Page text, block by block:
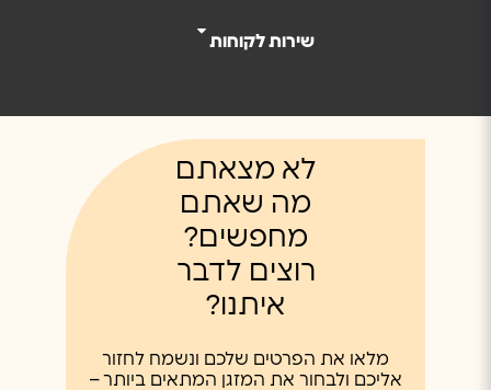
שירות לקוחות
לא מצאתם
מה שאתם
מחפשים?
רוצים לדבר
איתנו?
מלאו את הפרטים שלכם ונשמח לחזור
אליכם ולבחור את המזגן המתאים ביותר –